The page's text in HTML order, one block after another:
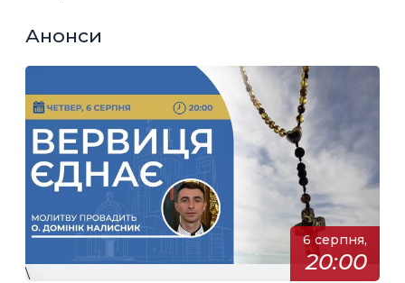
Анонси
6 серпня,
20:00
\